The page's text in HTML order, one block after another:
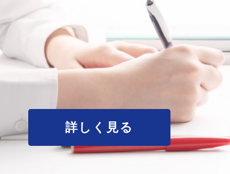
詳しく見る